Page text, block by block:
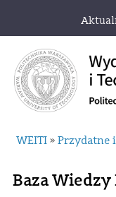
WEITI » Przydatne
Baza Wiedzy